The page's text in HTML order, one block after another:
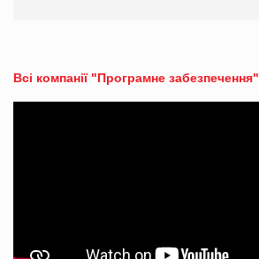
Всі компанії "Програмне забезпечення"